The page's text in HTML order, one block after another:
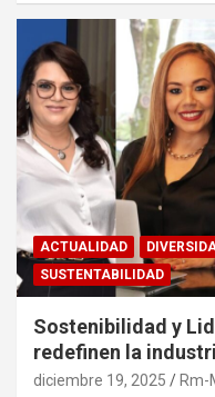
ACTUALIDAD
SUSTENTABILIDAD
Sostenibilidad y
redefinen la
diciembre 19, 2025 Rm-